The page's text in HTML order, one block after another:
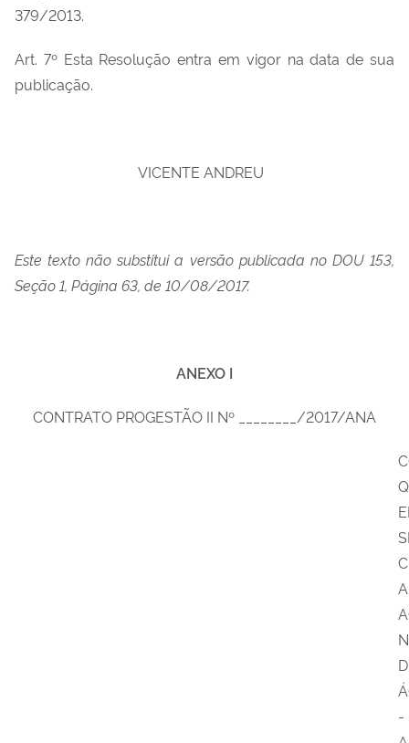
379/2013.
Art. 7º Esta Resolução entra em vigor na data de sua
publicação.
VICENTE ANDREU
Este texto não substitui a versão publicada no DOU 153,
Seção 1, Página 63, de 10/08/2017.
ANEXO I
CONTRATO PROGESTÃO II Nº ________/2017/ANA
A
-